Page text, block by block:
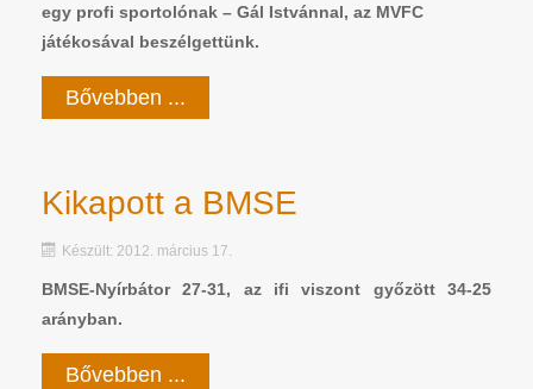
egy profi sportolónak – Gál Istvánnal, az MVFC
játékosával beszélgettünk.
Bővebben ...
Kikapott a BMSE
Készült: 2012. március 17.
BMSE-Nyírbátor 27-31, az ifi viszont győzött 34-25
arányban.
Bővebben ...